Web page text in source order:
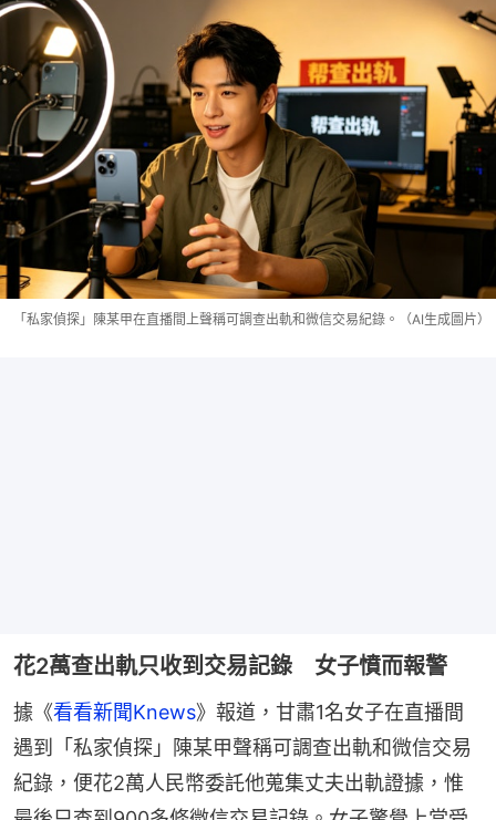
「私家偵探」陳某甲在直播間上聲稱可調查出軌和微信交易紀錄。（AI生成圖片）
花2萬查出軌只收到交易記錄 女子憤而報警
據《看看新聞Knews》報道，甘肅1名女子在直播間
遇到「私家偵探」陳某甲聲稱可調查出軌和微信交易
紀錄，便花2萬人民幣委託他蒐集丈夫出軌證據，惟